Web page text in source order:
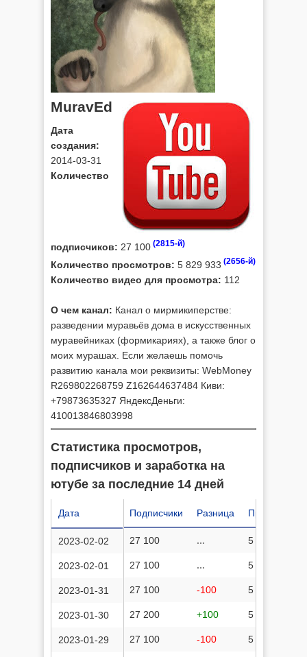
MuravEd
Дата
создания:
2014-03-31
Количество
подписчиков: 27 100 (2815-й)
Количество просмотров: 5 829 933 (2656-й)
Количество видео для просмотра: 112
О чем канал: Канал о мирмикиперстве:
разведении муравьёв дома в искусственных
муравейниках (формикариях), а также блог о
моих мурашах. Если желаешь помочь
развитию канала мои реквизиты: WebMoney
R269802268759 Z162644637484 Киви:
+79873635327 ЯндексДеньги:
410013846803998
Статистика просмотров,
подписчиков и заработка на
ютубе за последние 14 дней
Подписчики Разница Просмотров
27 100 ... 5 829 933
27 100 ... 5 829 844
27 100 -100 5 829 740
27 200 +100 5 829 618
27 100 -100 5 829 507
Дата
2023-02-02
2023-02-01
2023-01-31
2023-01-30
2023-01-29